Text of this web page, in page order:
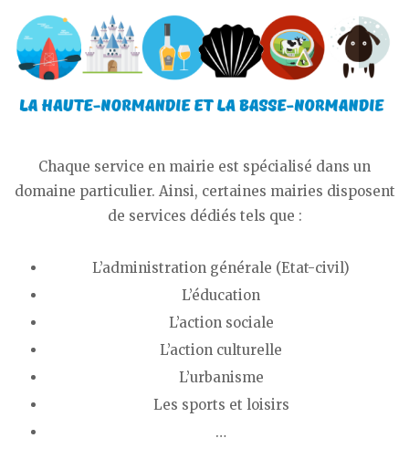
Chaque service en mairie est spécialisé dans un
domaine particulier. Ainsi, certaines mairies disposent
de services dédiés tels que :
L’administration générale (Etat-civil)
L’éducation
L’action sociale
L’action culturelle
L’urbanisme
Les sports et loisirs
…